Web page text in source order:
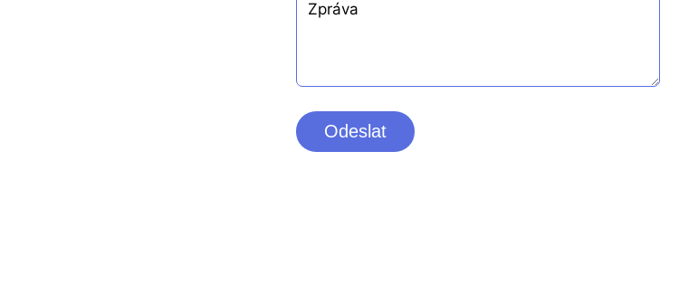
Odeslat